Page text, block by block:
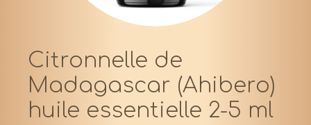
Citronnelle de
Madagascar (Ahibero)
huile essentielle 2-5 ml